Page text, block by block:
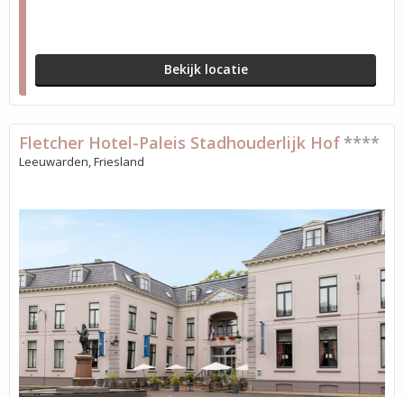
Bekijk locatie
Fletcher Hotel-Paleis Stadhouderlijk Hof ****
Leeuwarden, Friesland